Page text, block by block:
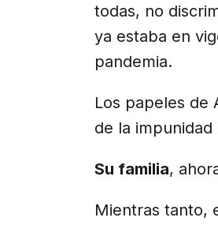
todas, no
ya estaba en
pandemia.
Los papeles de
de la
Su familia,
Mientras tanto,